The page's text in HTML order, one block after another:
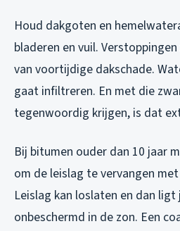
Houd dakgoten en
bladeren en vuil.
van voortijdige dakschade.
gaat infiltreren. En met die
tegenwoordig krijgen, is dat
Bij bitumen ouder dan 10 jaar
om de leislag te vervangen
Leislag kan loslaten en dan ligt
onbeschermd in de zon. Een